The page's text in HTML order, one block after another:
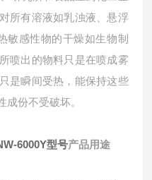
所有溶液如乳浊液、悬浮
敏感性物的干燥如生物制
喷出的物料只是在喷成雾
是瞬间受热，能保持这些
份不受破坏。
6000Y型号产品用途